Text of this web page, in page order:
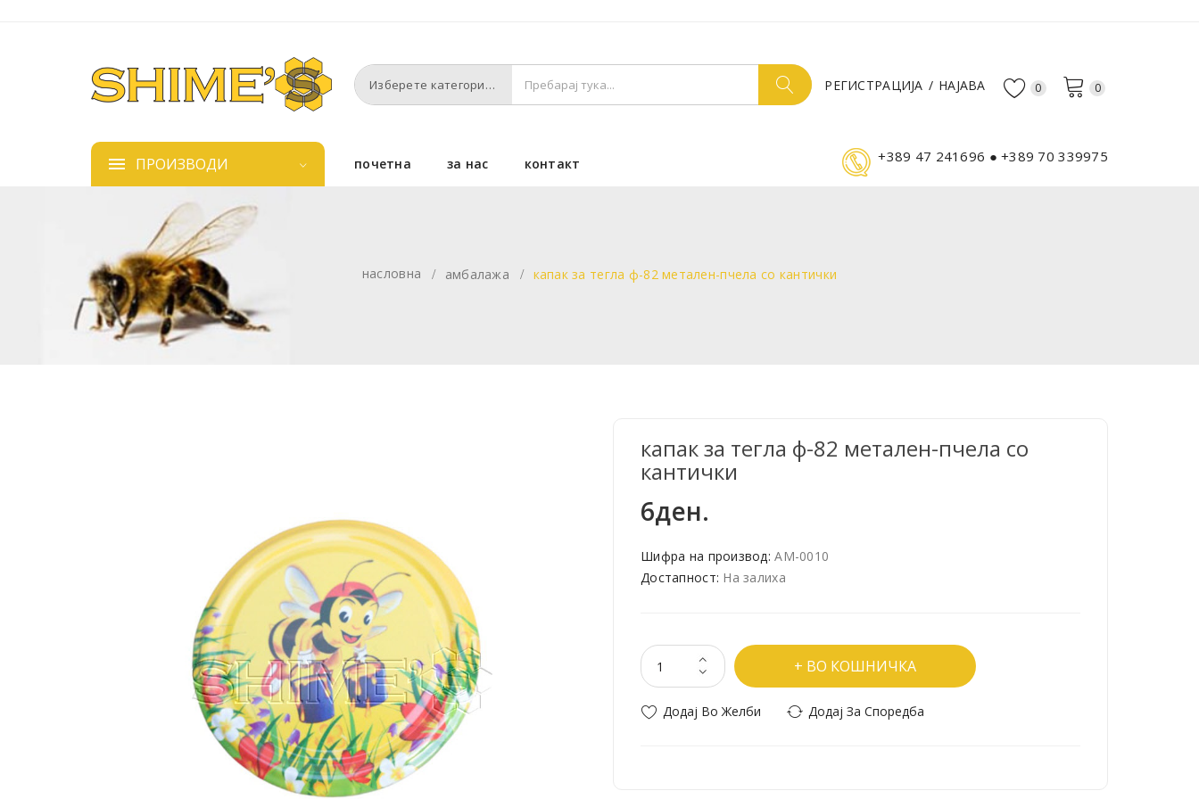
РЕГИСТРАЦИЈА НАЈАВА 0
0
Изберете категории
ПРОИЗВОДИ почетна за нас контакт +389 47 241696 ● +389 70 339975
насловна амбалажа капак за тегла ф-82 метален-пчела со кантички
капак за тегла ф-82 метален-пчела со
кантички
6ден.
Шифра на производ:АМ-0010
Достапност: На залиха
ВО КОШНИЧКА
Додај Во Желби Додај За Споредба